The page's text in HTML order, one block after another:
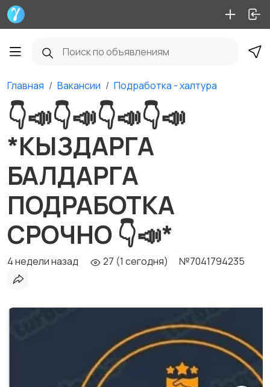
Главная Вакансии Подработка - халтура
👇📣👇📣👇📣👇📣
*КЫЗДАРГА
БАЛДАРГА
ПОДРАБОТКА
СРОЧНО 👇📣*
4 недели назад 27 (1 сегодня) №7041794235